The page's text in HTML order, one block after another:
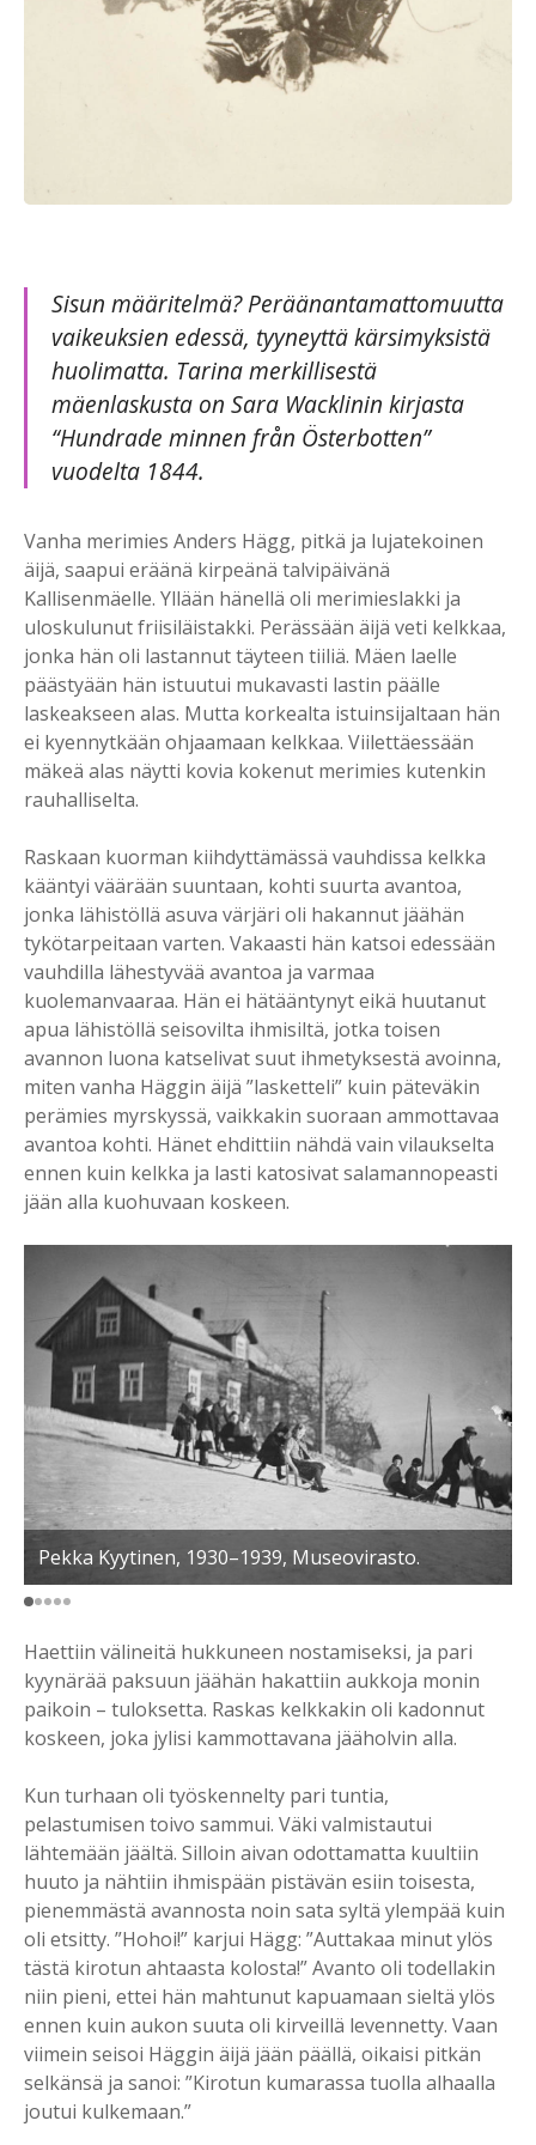
Sisun määritelmä? Peräänantamattomuutta
vaikeuksien edessä, tyyneyttä kärsimyksistä
huolimatta. Tarina merkillisestä
mäenlaskusta on Sara Wacklinin kirjasta
“Hundrade minnen från Österbotten”
vuodelta 1844.
Vanha merimies Anders Hägg, pitkä ja lujatekoinen
äijä, saapui eräänä kirpeänä talvipäivänä
Kallisenmäelle. Yllään hänellä oli merimieslakki ja
uloskulunut friisiläistakki. Perässään äijä veti kelkkaa,
jonka hän oli lastannut täyteen tiiliä. Mäen laelle
päästyään hän istuutui mukavasti lastin päälle
laskeakseen alas. Mutta korkealta istuinsijaltaan hän
ei kyennytkään ohjaamaan kelkkaa. Viilettäessään
mäkeä alas näytti kovia kokenut merimies kutenkin
rauhalliselta.
Raskaan kuorman kiihdyttämässä vauhdissa kelkka
kääntyi väärään suuntaan, kohti suurta avantoa,
jonka lähistöllä asuva värjäri oli hakannut jäähän
tykötarpeitaan varten. Vakaasti hän katsoi edessään
vauhdilla lähestyvää avantoa ja varmaa
kuolemanvaaraa. Hän ei hätääntynyt eikä huutanut
apua lähistöllä seisovilta ihmisiltä, jotka toisen
avannon luona katselivat suut ihmetyksestä avoinna,
miten vanha Häggin äijä ”lasketteli” kuin päteväkin
perämies myrskyssä, vaikkakin suoraan ammottavaa
avantoa kohti. Hänet ehdittiin nähdä vain vilaukselta
ennen kuin kelkka ja lasti katosivat salamannopeasti
jään alla kuohuvaan koskeen.
Pekka Kyytinen, 1930–1939, Museovirasto.
Haettiin välineitä hukkuneen nostamiseksi, ja pari
kyynärää paksuun jäähän hakattiin aukkoja monin
paikoin – tuloksetta. Raskas kelkkakin oli kadonnut
koskeen, joka jylisi kammottavana jääholvin alla.
Kun turhaan oli työskennelty pari tuntia,
pelastumisen toivo sammui. Väki valmistautui
lähtemään jäältä. Silloin aivan odottamatta kuultiin
huuto ja nähtiin ihmispään pistävän esiin toisesta,
pienemmästä avannosta noin sata syltä ylempää kuin
oli etsitty. ”Hohoi!” karjui Hägg: ”Auttakaa minut ylös
tästä kirotun ahtaasta kolosta!” Avanto oli todellakin
niin pieni, ettei hän mahtunut kapuamaan sieltä ylös
ennen kuin aukon suuta oli kirveillä levennetty. Vaan
viimein seisoi Häggin äijä jään päällä, oikaisi pitkän
selkänsä ja sanoi: ”Kirotun kumarassa tuolla alhaalla
joutui kulkemaan.”